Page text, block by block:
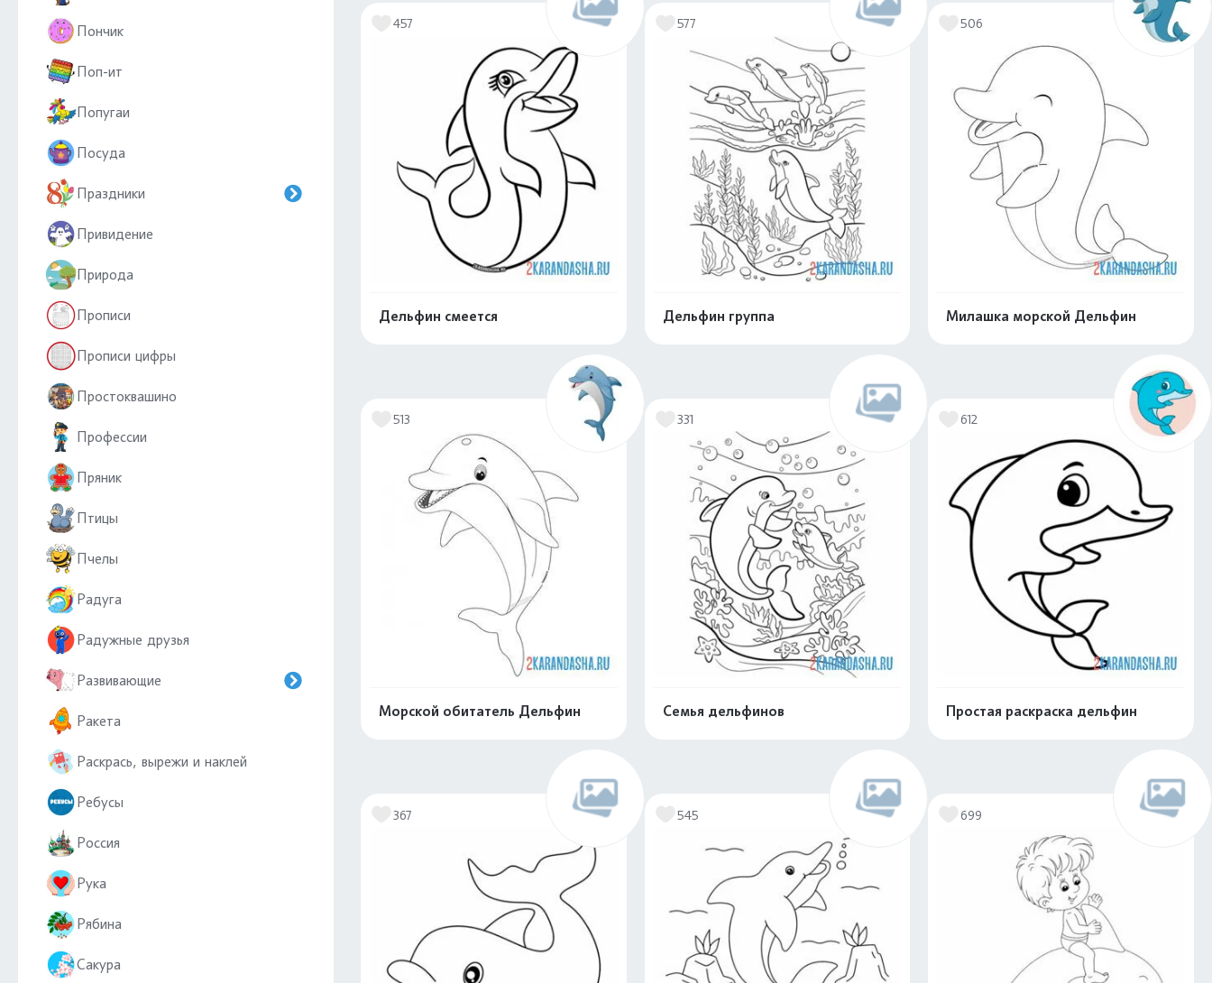
Пончик
Поп-ит
Попугаи
Посуда
Праздники
Привидение
Природа
Прописи
Прописи цифры
Простоквашино
Профессии
Пряник
Птицы
Пчелы
Радуга
Радужные друзья
Развивающие
Ракета
Раскрась, вырежи и наклей
Ребусы
Россия
Рука
Рябина
Сакура
457
Дельфин смеется
577
Дельфин группа
506
Милашка морской Дельфин
513
Морской обитатель Дельфин
331
Семья дельфинов
612
Простая раскраска дельфин
367 545 699